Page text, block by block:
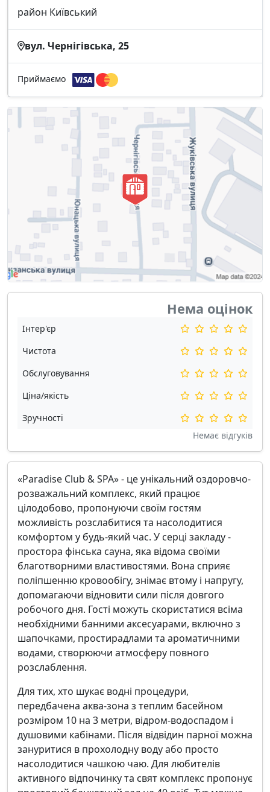
район Київський
вул. Чернігівська, 25
Приймаємо
Нема оцінок
Інтер'єр
Чистота
Обслуговування
Ціна/якість
Зручності
Немає відгуків
«Paradise Club & SPA» - це унікальний оздоровчо-
розважальний комплекс, який працює
цілодобово, пропонуючи своїм гостям
можливість розслабитися та насолодитися
комфортом у будь-який час. У серці закладу -
простора фінська сауна, яка відома своїми
благотворними властивостями. Вона сприяє
поліпшенню кровообігу, знімає втому і напругу,
допомагаючи відновити сили після довгого
робочого дня. Гості можуть скористатися всіма
необхідними банними аксесуарами, включно з
шапочками, простирадлами та ароматичними
водами, створюючи атмосферу повного
розслаблення.
Для тих, хто шукає водні процедури,
передбачена аква-зона з теплим басейном
розміром 10 на 3 метри, відром-водоспадом і
душовими кабінами. Після відвідин парної можна
зануритися в прохолодну воду або просто
насолодитися чашкою чаю. Для любителів
активного відпочинку та свят комплекс пропонує